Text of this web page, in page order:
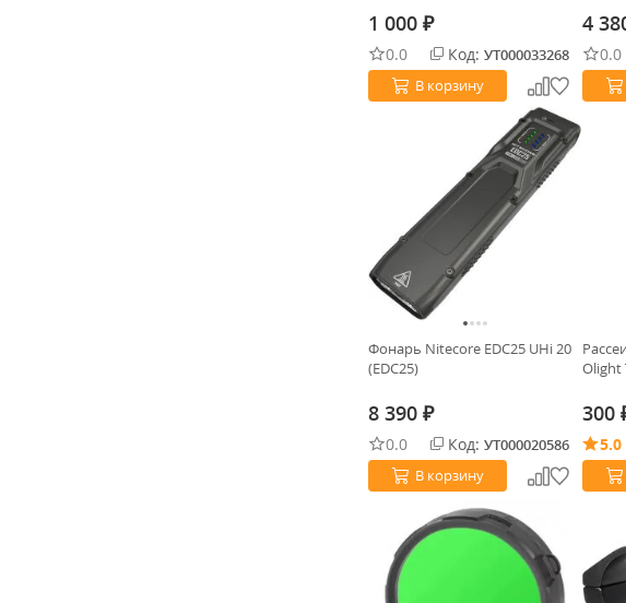
1 000 ₽
0.0 Код: УТ000033268
В корзину
4
0.0
Фонарь Nitecore EDC25 UHi 20
(EDC25)
8 390 ₽
0.0 Код: УТ000020586
В корзину
Olight
300
5.0